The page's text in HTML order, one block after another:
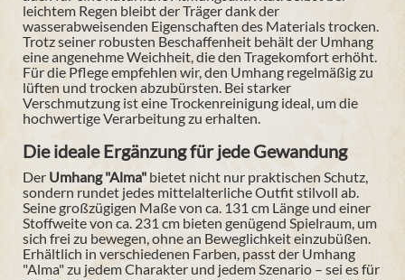
leichtem Regen bleibt der Träger dank der
wasserabweisenden Eigenschaften des Materials trocken.
Trotz seiner robusten Beschaffenheit behält der Umhang
eine angenehme Weichheit, die den Tragekomfort erhöht.
Für die Pflege empfehlen wir, den Umhang regelmäßig zu
lüften und trocken abzubürsten. Bei starker
Verschmutzung ist eine Trockenreinigung ideal, um die
hochwertige Verarbeitung zu erhalten.
Die ideale Ergänzung für jede Gewandung
Der Umhang "Alma" bietet nicht nur praktischen Schutz,
sondern rundet jedes mittelalterliche Outfit stilvoll ab.
Seine großzügigen Maße von ca. 131 cm Länge und einer
Stoffweite von ca. 231 cm bieten genügend Spielraum, um
sich frei zu bewegen, ohne an Beweglichkeit einzubüßen.
Erhältlich in verschiedenen Farben, passt der Umhang
"Alma" zu jedem Charakter und jedem Szenario – sei es für